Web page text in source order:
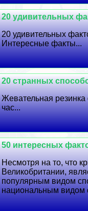
20 удивительных
20 удивительных
Интересные факты...
20 странных
Жевательная резинка
час...
50 интересных
Несмотря на то, что
Великобритании,
популярным видом
национальным видом